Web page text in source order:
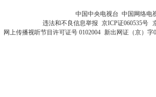
中国中央电视台 中国网络电
违法和不良信息举报 京ICP证060535号
网上传播视听节目许可证号 0102004 新出网证（京）